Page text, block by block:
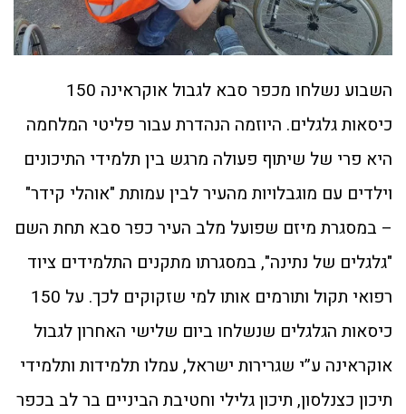
השבוע נשלחו מכפר סבא לגבול אוקראינה 150
כיסאות גלגלים. היוזמה הנהדרת עבור פליטי המלחמה
היא פרי של שיתוף פעולה מרגש בין תלמידי התיכונים
וילדים עם מוגבלויות מהעיר לבין עמותת "אוהלי קידר"
– במסגרת מיזם שפועל מלב העיר כפר סבא תחת השם
"גלגלים של נתינה", במסגרתו מתקנים התלמידים ציוד
רפואי תקול ותורמים אותו למי שזקוקים לכך. על 150
כיסאות הגלגלים שנשלחו ביום שלישי האחרון לגבול
אוקראינה ע”י שגרירות ישראל, עמלו תלמידות ותלמידי
תיכון כצנלסון, תיכון גלילי וחטיבת הביניים בר לב בכפר